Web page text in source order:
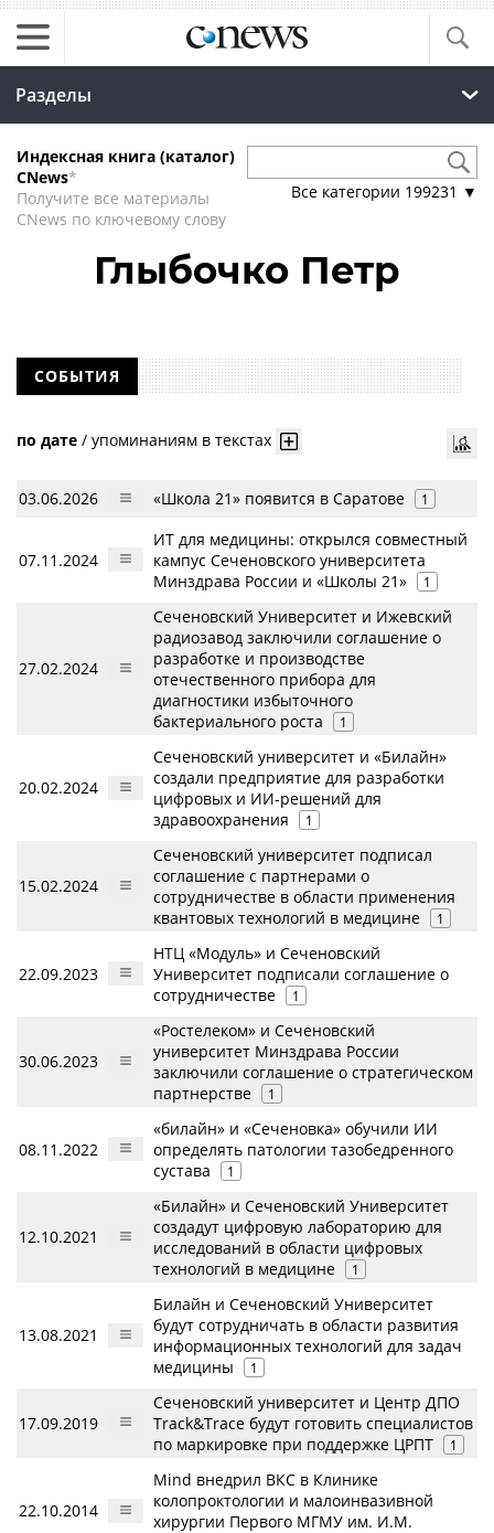
Разделы
Индексная книга (каталог)
CNews*
Получите все материалы
CNews по ключевому слову
Все категории 199231 ▼
Глыбочко Петр
СОБЫТИЯ
по дате / упоминаниям в текстах
03.06.2026 «Школа 21» появится в Саратове 1
07.11.2024
ИТ для медицины: открылся совместный
кампус Сеченовского университета
Минздрава России и «Школы 21»
1
27.02.2024
Cеченовский Университет и Ижевский
радиозавод заключили соглашение о
разработке и производстве
отечественного прибора для
диагностики избыточного
бактериального роста
1
20.02.2024
Сеченовский университет и «Билайн»
создали предприятие для разработки
цифровых и ИИ-решений для
здравоохранения
1
15.02.2024
Сеченовский университет подписал
соглашение с партнерами о
сотрудничестве в области применения
квантовых технологий в медицине
1
22.09.2023
НТЦ «Модуль» и Сеченовский
Университет подписали соглашение о
сотрудничестве
1
30.06.2023
«Ростелеком» и Сеченовский
университет Минздрава России
заключили соглашение о стратегическом
партнерстве
1
08.11.2022
«билайн» и «Сеченовка» обучили ИИ
определять патологии тазобедренного
сустава
1
12.10.2021
«Билайн» и Сеченовский Университет
создадут цифровую лабораторию для
исследований в области цифровых
технологий в медицине
1
13.08.2021
Билайн и Сеченовский Университет
будут сотрудничать в области развития
информационных технологий для задач
медицины
1
17.09.2019
Сеченовский университет и Центр ДПО
Track&Trace будут готовить специалистов
по маркировке при поддержке ЦРПТ
1
22.10.2014
Mind внедрил ВКС в Клинике
колопроктологии и малоинвазивной
хирургии Первого МГМУ им. И.М.